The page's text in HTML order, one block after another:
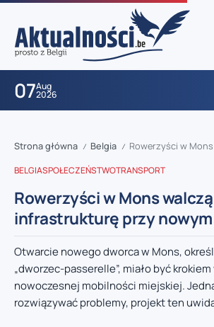
07Aug
2026
Strona główna / Belgia / Rowerzyści w Mons walczą o
BELGIASPOŁECZEŃSTWOTRANSPORT
Rowerzyści w Mons
infrastrukturę przy
Otwarcie nowego dworca w Mons,
„dworzec-passerelle”, miało być
nowoczesnej mobilności miejskiej.
rozwiązywać problemy, projekt ten